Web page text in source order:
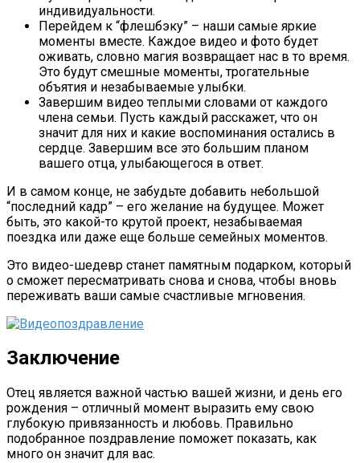
индивидуальности.
Перейдем к “флешбэку” – наши самые яркие
моменты вместе. Каждое видео и фото будет
оживать, словно магия возвращает нас в то время.
Это будут смешные моменты, трогательные
объятия и незабываемые улыбки.
Завершим видео теплыми словами от каждого
члена семьи. Пусть каждый расскажет, что он
значит для них и какие воспоминания остались в
сердце. Завершим все это большим планом
вашего отца, улыбающегося в ответ.
И в самом конце, не забудьте добавить небольшой
“последний кадр” – его желание на будущее. Может
быть, это какой-то крутой проект, незабываемая
поездка или даже еще больше семейных моментов.
Это видео-шедевр станет памятным подарком, который
о сможет пересматривать снова и снова, чтобы вновь
переживать ваши самые счастливые мгновения.
Заключение
Отец является важной частью вашей жизни, и день его
рождения – отличный момент выразить ему свою
глубокую привязанность и любовь. Правильно
подобранное поздравление поможет показать, как
много он значит для вас.